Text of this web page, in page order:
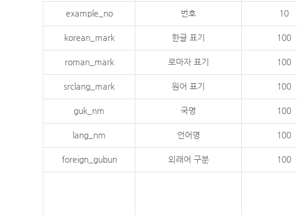
example_no 번호 10
korean_mark 한글 표기 100
roman_mark 로마자 표기 100
srclang_mark 원어 표기 100
guk_nm 국명 100
lang_nm 언어명 100
foreign_gubun 외래어 구분 100